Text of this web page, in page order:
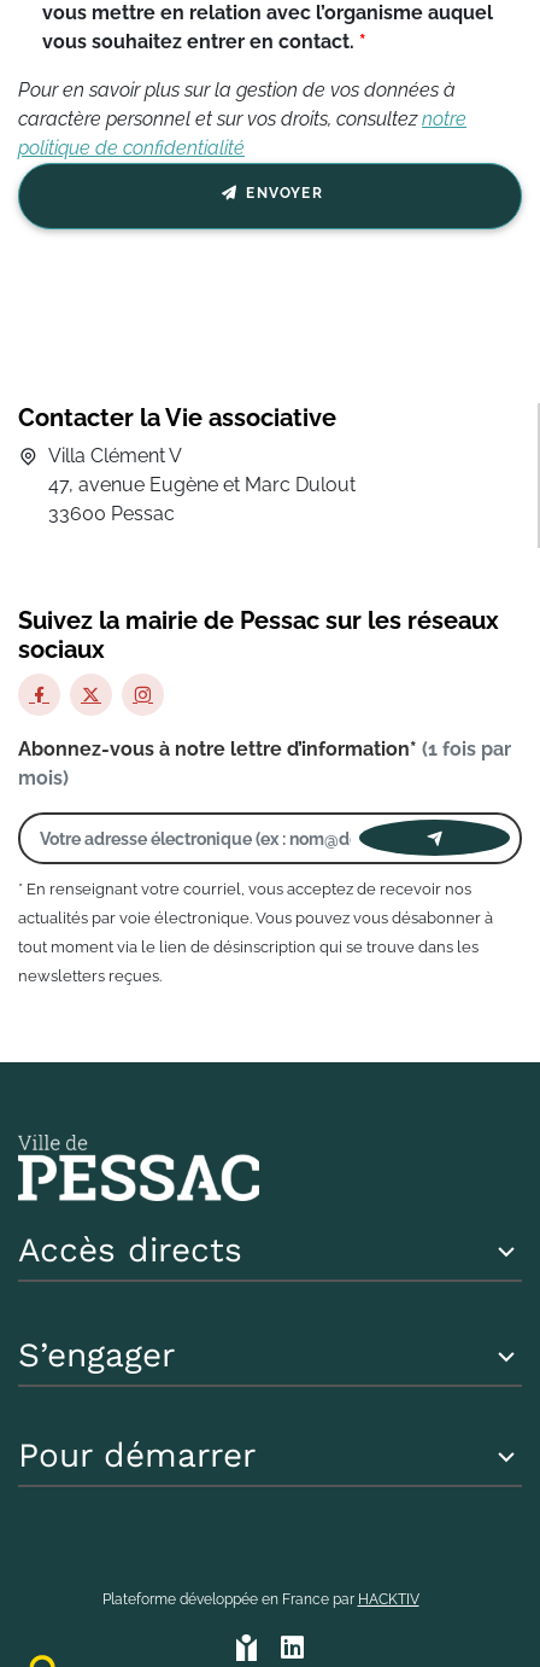
humain,
ignorez
champ
vous mettre en relation avec l’organisme auquel
vous souhaitez entrer en contact.
Pour en savoir plus sur la gestion de vos données à
caractère personnel et sur vos droits, consulteznotre
politique de confidentialité
ENVOYER
Contacter la Vie associative
Villa Clément V
47, avenue Eugène et Marc Dulout
33600 Pessac
Suivez la mairie de Pessac sur les réseaux
sociaux
Abonnez-vous à notre lettre d’information* (1 fois par
mois)
* En renseignant votre courriel, vous acceptez de recevoir nos
actualités par voie électronique. Vous pouvez vous désabonner à
tout moment via le lien de désinscription qui se trouve dans les
newsletters reçues.
Accès directs
S’engager
Pour démarrer
Plateforme développée en France par HACKTIV